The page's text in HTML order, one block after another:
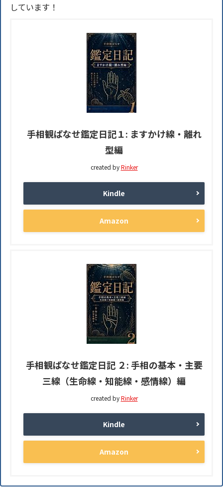
しています！
手相観ぱなせ鑑定日記１: ますかけ線・離れ
型編
created byRinker
Kindle
Amazon
手相観ぱなせ鑑定日記 ２: 手相の基本・主要
三線（生命線・知能線・感情線）編
created byRinker
Kindle
Amazon